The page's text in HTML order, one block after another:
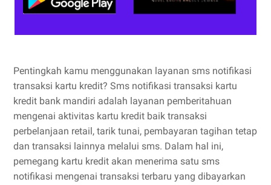
Pentingkah kamu menggunakan layanan sms notifikasi
transaksi kartu kredit? Sms notifikasi transaksi kartu
kredit bank mandiri adalah layanan pemberitahuan
mengenai aktivitas kartu kredit baik transaksi
perbelanjaan retail, tarik tunai, pembayaran tagihan tetap
dan transaksi lainnya melalui sms. Dalam hal ini,
pemegang kartu kredit akan menerima satu sms
notifikasi mengenai transaksi terbaru yang dibayarkan